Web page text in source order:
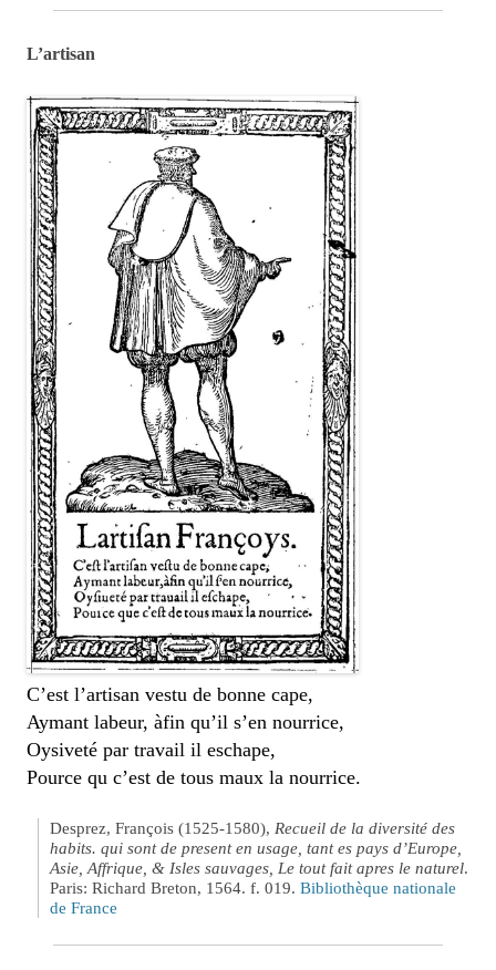
L’artisan
C’est l’artisan vestu de bonne cape,
Aymant labeur, àfin qu’il s’en nourrice,
Oysiveté par travail il eschape,
Pource qu c’est de tous maux la nourrice.
Desprez, François (1525-1580), Recueil de la diversité des
habits. qui sont de present en usage, tant es pays d’Europe,
Asie, Affrique, & Isles sauvages, Le tout fait apres le naturel.
Paris: Richard Breton, 1564. f. 019. Bibliothèque nationale
de France